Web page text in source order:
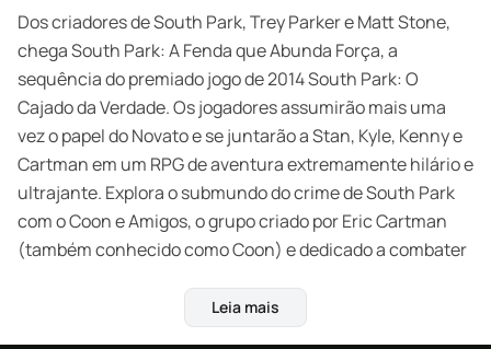
Dos criadores de South Park, Trey Parker e Matt Stone,
chega South Park: A Fenda que Abunda Força, a
sequência do premiado jogo de 2014 South Park: O
Cajado da Verdade. Os jogadores assumirão mais uma
vez o papel do Novato e se juntarão a Stan, Kyle, Kenny e
Cartman em um RPG de aventura extremamente hilário e
ultrajante. Explora o submundo do crime de South Park
com o Coon e Amigos, o grupo criado por Eric Cartman
(também conhecido como Coon) e dedicado a combater
de Papel Humano e a uma série de outros para combater
as forças do mal, enquanto o Coon se esforça por
Leia mais